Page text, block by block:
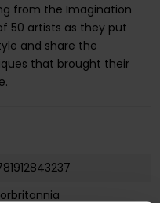
from the Imagination
50 artists as they put
and share the
that brought their